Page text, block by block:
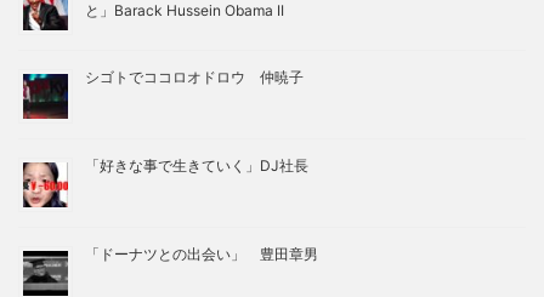
と」Barack Hussein Obama II
シゴトでココロオドロウ 仲暁子
「好きな事で生きていく」DJ社長
「ドーナツとの出会い」 豊田章男